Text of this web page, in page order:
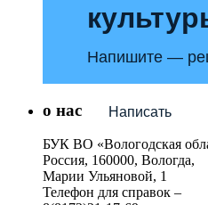
Напишите —
Написать
о нас
БУК ВО «Вологодская
Россия, 160000, Вологда,
Марии Ульяновой, 1
Телефон для справок –